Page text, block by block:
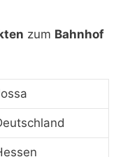
zum Bahnhof